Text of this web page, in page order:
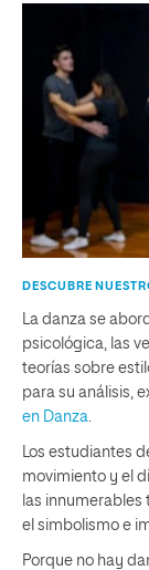
DESCUBRE
La danza se
psicológica, las
teorías sobre
para su análisis,
en Danza
Los estudiantes
movimiento y el
las innumerables
el simbolismo e
Porque no hay